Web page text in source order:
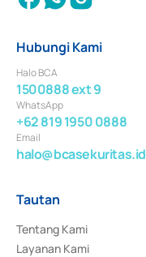
Hubungi Kami
Halo BCA
1500888 ext 9
WhatsApp
+62 819 1950 0888
Email
halo@bcasekuritas.id
Tautan
Tentang Kami
Layanan Kami